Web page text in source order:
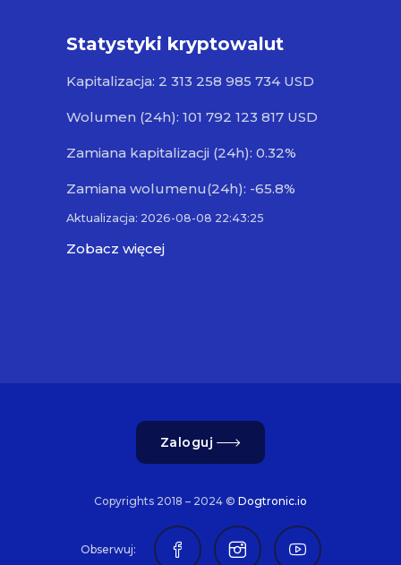
Statystyki kryptowalut
Kapitalizacja: 2 313 258 985 734 USD
Wolumen (24h): 101 792 123 817 USD
Zamiana kapitalizacji (24h): 0.32%
Zamiana wolumenu(24h): -65.8%
Aktualizacja: 2026-08-08 22:43:25
Zobacz więcej
Zaloguj
Copyrights 2018 – 2024 © Dogtronic.io
Obserwuj: